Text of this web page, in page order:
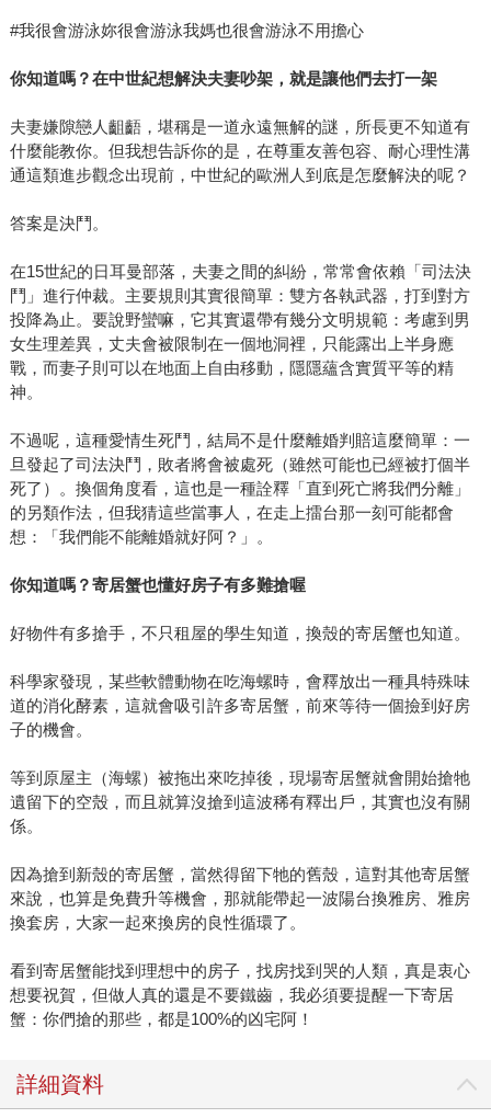
#我很會游泳妳很會游泳我媽也很會游泳不用擔心
你知道嗎？在中世紀想解決夫妻吵架，就是讓他們去打一架
夫妻嫌隙戀人齟齬，堪稱是一道永遠無解的謎，所長更不知道有
什麼能教你。但我想告訴你的是，在尊重友善包容、耐心理性溝
通這類進步觀念出現前，中世紀的歐洲人到底是怎麼解決的呢？
答案是決鬥。
在15世紀的日耳曼部落，夫妻之間的糾紛，常常會依賴「司法決
鬥」進行仲裁。主要規則其實很簡單：雙方各執武器，打到對方
投降為止。要說野蠻嘛，它其實還帶有幾分文明規範：考慮到男
女生理差異，丈夫會被限制在一個地洞裡，只能露出上半身應
戰，而妻子則可以在地面上自由移動，隱隱蘊含實質平等的精
神。
不過呢，這種愛情生死鬥，結局不是什麼離婚判賠這麼簡單：一
旦發起了司法決鬥，敗者將會被處死（雖然可能也已經被打個半
死了）。換個角度看，這也是一種詮釋「直到死亡將我們分離」
的另類作法，但我猜這些當事人，在走上擂台那一刻可能都會
想：「我們能不能離婚就好阿？」。
你知道嗎？寄居蟹也懂好房子有多難搶喔
好物件有多搶手，不只租屋的學生知道，換殼的寄居蟹也知道。
科學家發現，某些軟體動物在吃海螺時，會釋放出一種具特殊味
道的消化酵素，這就會吸引許多寄居蟹，前來等待一個撿到好房
子的機會。
等到原屋主（海螺）被拖出來吃掉後，現場寄居蟹就會開始搶牠
遺留下的空殼，而且就算沒搶到這波稀有釋出戶，其實也沒有關
係。
因為搶到新殼的寄居蟹，當然得留下牠的舊殼，這對其他寄居蟹
來說，也算是免費升等機會，那就能帶起一波陽台換雅房、雅房
換套房，大家一起來換房的良性循環了。
看到寄居蟹能找到理想中的房子，找房找到哭的人類，真是衷心
想要祝賀，但做人真的還是不要鐵齒，我必須要提醒一下寄居
蟹：你們搶的那些，都是100%的凶宅阿！
詳細資料